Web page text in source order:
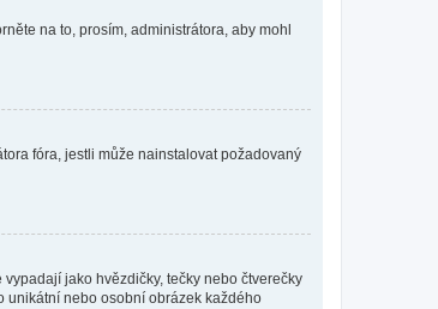
na to, prosím, administrátora, aby mohl
fóra, jestli může nainstalovat požadovaný
jako hvězdičky, tečky nebo čtverečky
unikátní nebo osobní obrázek každého